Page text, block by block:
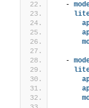
  -
  -